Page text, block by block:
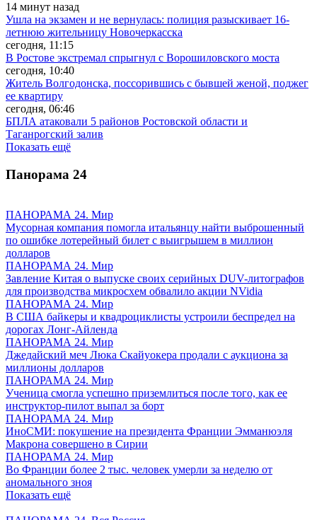
14 минут назад
Ушла на экзамен и не вернулась: полиция разыскивает 16-
летнюю жительницу Новочеркасска
сегодня, 11:15
В Ростове экстремал спрыгнул с Ворошиловского моста
сегодня, 10:40
Житель Волгодонска, поссорившись с бывшей женой, поджег
ее квартиру
сегодня, 06:46
БПЛА атаковали 5 районов Ростовской области и
Таганрогский залив
Показать ещё
Панорама 24
ПАНОРАМА 24. Мир
Мусорная компания помогла итальянцу найти выброшенный
по ошибке лотерейный билет с выигрышем в миллион
долларов
ПАНОРАМА 24. Мир
Завление Китая о выпуске своих серийных DUV-литографов
для производства микросхем обвалило акции NVidia
ПАНОРАМА 24. Мир
В США байкеры и квадроциклисты устроили беспредел на
дорогах Лонг-Айленда
ПАНОРАМА 24. Мир
Джедайский меч Люка Скайуокера продали с аукциона за
миллионы долларов
ПАНОРАМА 24. Мир
Ученица смогла успешно приземлиться после того, как ее
инструктор-пилот выпал за борт
ПАНОРАМА 24. Мир
ИноСМИ: покушение на президента Франции Эмманюэля
Макрона совершено в Сирии
ПАНОРАМА 24. Мир
Во Франции более 2 тыс. человек умерли за неделю от
аномального зноя
Показать ещё